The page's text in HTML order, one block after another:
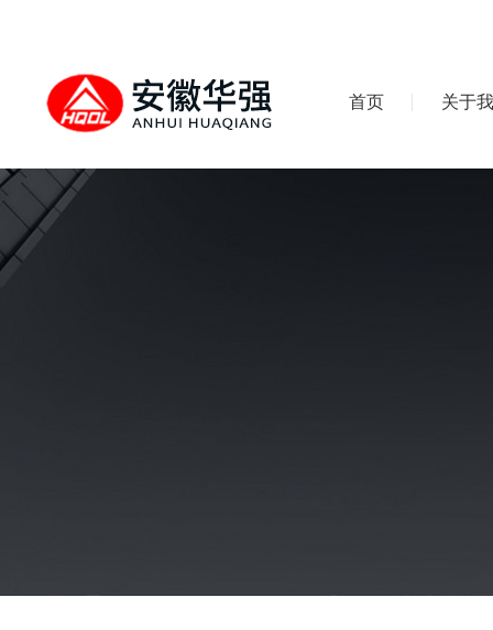
首页 关于